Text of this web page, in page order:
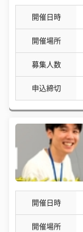
開催日時
開催場所
募集人数
申込締切
開催日時
開催場所